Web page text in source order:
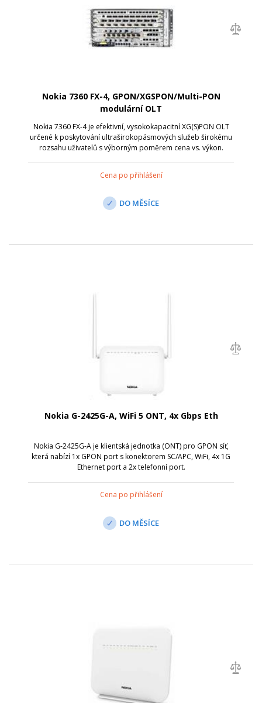
Nokia 7360 FX-4, GPON/XGSPON/Multi-PON
modulární OLT
Nokia 7360 FX-4 je efektivní, vysokokapacitní XG(S)PON OLT
určené k poskytování ultraširokopásmových služeb širokému
rozsahu uživatelů s výborným poměrem cena vs. výkon.
Cena po přihlášení
DO MĚSÍCE
Nokia G-2425G-A, WiFi 5 ONT, 4x Gbps Eth
Nokia G-2425G-A je klientská jednotka (ONT) pro GPON síť,
která nabízí 1x GPON port s konektorem SC/APC, WiFi, 4x 1G
Ethernet port a 2x telefonní port.
Cena po přihlášení
DO MĚSÍCE